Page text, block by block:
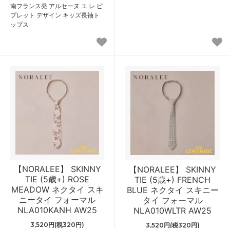
南フランス発 アルセーヌ エ レ ピ
プレット デザイン キッズ長袖ト
ップス
【NORALEE】 SKINNY
TIE (5歳+) ROSE
MEADOW ネクタイ スキ
ニータイ フォーマル
NLA010KANH AW25
3,520円(税320円)
【NORALEE】 SKINNY
TIE (5歳+) FRENCH
BLUE ネクタイ スキニー
タイ フォーマル
NLA010WLTR AW25
3,520円(税320円)